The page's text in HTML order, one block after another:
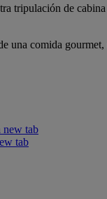
tripulación de
una comida
new tab
tab